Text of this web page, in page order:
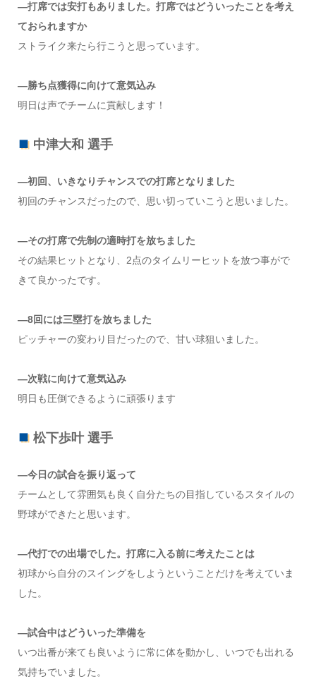
―打席では安打もありました。打席ではどういったことを考え
ておられますか
ストライク来たら行こうと思っています。
―勝ち点獲得に向けて意気込み
明日は声でチームに貢献します！
中津大和 選手
―初回、いきなりチャンスでの打席となりました
初回のチャンスだったので、思い切っていこうと思いました。
―その打席で先制の適時打を放ちました
その結果ヒットとなり、2点のタイムリーヒットを放つ事がで
きて良かったです。
―8回には三塁打を放ちました
ピッチャーの変わり目だったので、甘い球狙いました。
―次戦に向けて意気込み
明日も圧倒できるように頑張ります
松下歩叶 選手
―今日の試合を振り返って
チームとして雰囲気も良く自分たちの目指しているスタイルの
野球ができたと思います。
―代打での出場でした。打席に入る前に考えたことは
初球から自分のスイングをしようということだけを考えていま
した。
―試合中はどういった準備を
いつ出番が来ても良いように常に体を動かし、いつでも出れる
気持ちでいました。